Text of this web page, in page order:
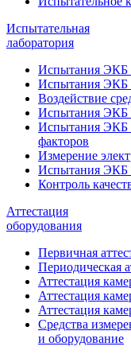
Испытательная
лаборатория
Испытания
Испытания
Воздействие
Испытания ЭКБ
Испытания ЭКБ
факторов
Измерение
Испытания ЭКБ
Контроль
Аттестация
оборудования
Первичная
Периодическая
Аттестация
Аттестация
Аттестация
Средства
и оборудование